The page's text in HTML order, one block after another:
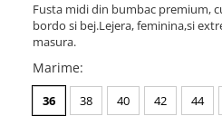
Fusta midi din bumbac premium,
bordo si bej.Lejera, feminina,si
masura.
Marime:
36 38 40 42 44